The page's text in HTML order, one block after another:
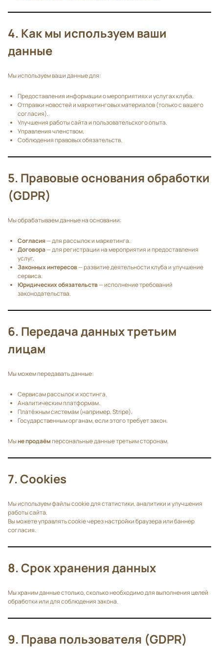
4. Как мы используем ваши
данные
Мы используем ваши данные для:
Предоставления информации о мероприятиях и услугах клуба.
Отправки новостей и маркетинговых материалов (только с вашего
согласия).
Улучшения работы сайта и пользовательского опыта.
Управления членством.
Соблюдения правовых обязательств.
5. Правовые основания обработки
(GDPR)
Мы обрабатываем данные на основании:
Согласия— для рассылок и маркетинга.
Договора— для регистрации на мероприятия и предоставления
услуг.
Законных интересов— развитие деятельности клуба и улучшение
сервиса.
Юридических обязательств— исполнение требований
законодательства.
6. Передача данных третьим
лицам
Мы можем передавать данные:
Сервисам рассылок и хостинга.
Аналитическим платформам.
Платёжным системам (например, Stripe).
Государственным органам, если этого требует закон.
Мыне продаёмперсональные данные третьим сторонам.
7. Cookies
Мы используем файлы cookie для статистики, аналитики и улучшения
работы сайта.
Вы можете управлять cookie через настройки браузера или баннер
согласия.
8. Срок хранения данных
Мы храним данные столько, сколько необходимо для выполнения целей
обработки или для соблюдения закона.
9. Права пользователя (GDPR)